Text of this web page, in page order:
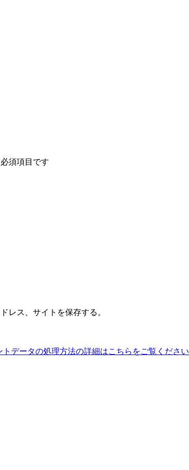
須項目です
レス、サイトを保存する。
トデータの処理方法の詳細はこちらをご覧ください